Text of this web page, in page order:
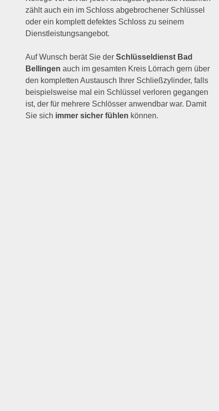
zählt auch ein im Schloss abgebrochener Schlüssel
oder ein komplett defektes Schloss zu seinem
Dienstleistungsangebot.
Auf Wunsch berät Sie derSchlüsseldienst Bad
Bellingen auch im gesamten Kreis Lörrach gern über
den kompletten Austausch Ihrer Schließzylinder, falls
beispielsweise mal ein Schlüssel verloren gegangen
ist, der für mehrere Schlösser anwendbar war. Damit
Sie sich immer sicher fühlen können.